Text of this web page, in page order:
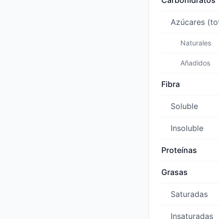
Azúcares
Naturales
Añadidos
Fibra
Soluble
Insoluble
Proteínas
Grasas
Saturadas
Insaturadas